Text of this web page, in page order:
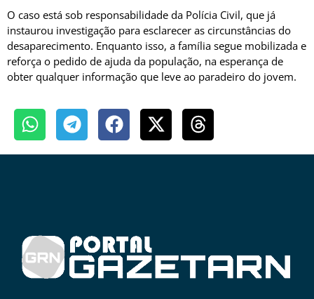
O caso está sob responsabilidade da Polícia Civil, que já
instaurou investigação para esclarecer as circunstâncias do
desaparecimento. Enquanto isso, a família segue mobilizada e
reforça o pedido de ajuda da população, na esperança de
obter qualquer informação que leve ao paradeiro do jovem.